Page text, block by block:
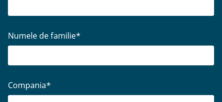
Numele de familie*
Compania*